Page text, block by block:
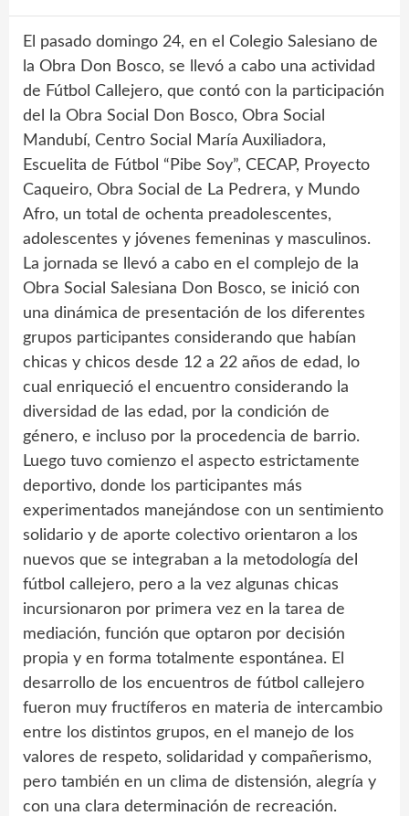
El pasado domingo 24, en el Colegio Salesiano de
la Obra Don Bosco, se llevó a cabo una actividad
de Fútbol Callejero, que contó con la participación
del la Obra Social Don Bosco, Obra Social
Mandubí, Centro Social María Auxiliadora,
Escuelita de Fútbol “Pibe Soy”, CECAP, Proyecto
Caqueiro, Obra Social de La Pedrera, y Mundo
Afro, un total de ochenta preadolescentes,
adolescentes y jóvenes femeninas y masculinos.
La jornada se llevó a cabo en el complejo de la
Obra Social Salesiana Don Bosco, se inició con
una dinámica de presentación de los diferentes
grupos participantes considerando que habían
chicas y chicos desde 12 a 22 años de edad, lo
cual enriqueció el encuentro considerando la
diversidad de las edad, por la condición de
género, e incluso por la procedencia de barrio.
Luego tuvo comienzo el aspecto estrictamente
deportivo, donde los participantes más
experimentados manejándose con un sentimiento
solidario y de aporte colectivo orientaron a los
nuevos que se integraban a la metodología del
fútbol callejero, pero a la vez algunas chicas
incursionaron por primera vez en la tarea de
mediación, función que optaron por decisión
propia y en forma totalmente espontánea. El
desarrollo de los encuentros de fútbol callejero
fueron muy fructíferos en materia de intercambio
entre los distintos grupos, en el manejo de los
valores de respeto, solidaridad y compañerismo,
pero también en un clima de distensión, alegría y
con una clara determinación de recreación.